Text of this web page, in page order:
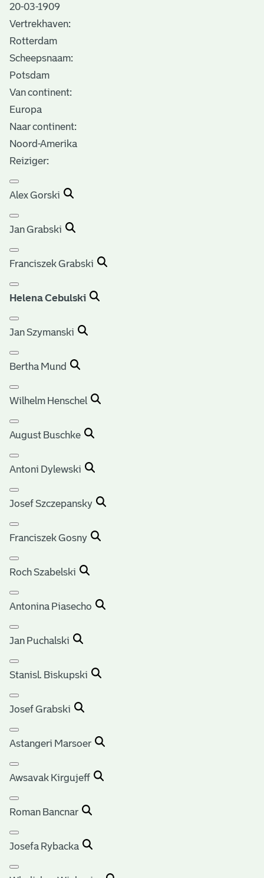
20-03-1909
Vertrekhaven:
Rotterdam
Scheepsnaam:
Potsdam
Van continent:
Europa
Naar continent:
Noord-Amerika
Reiziger:
Alex Gorski
Jan Grabski
Franciszek Grabski
Helena Cebulski
Jan Szymanski
Bertha Mund
Wilhelm Henschel
August Buschke
Antoni Dylewski
Josef Szczepansky
Franciszek Gosny
Roch Szabelski
Antonina Piasecho
Jan Puchalski
Stanisl. Biskupski
Josef Grabski
Astangeri Marsoer
Awsavak Kirgujeff
Roman Bancnar
Josefa Rybacka